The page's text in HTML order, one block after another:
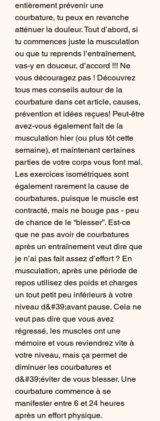
entièrement prévenir une
courbature, tu peux en revanche
atténuer la douleur. Tout d’abord, si
tu commences juste la musculation
ou que tu reprends l’entraînement,
vas-y en douceur, d’accord !!! Ne
vous découragez pas ! Découvrez
tous mes conseils autour de la
courbature dans cet article, causes,
prévention et idées reçues! Peut-être
avez-vous également fait de la
musculation hier (ou plus tôt cette
semaine), et maintenant certaines
parties de votre corps vous font mal.
Les exercices isométriques sont
également rarement la cause de
courbatures, puisque le muscle est
contracté, mais ne bouge pas - peu
de chance de le “blesser”. Est-ce
que ne pas avoir de courbatures
après un entraînement veut dire que
je n’ai pas fait assez d’effort ? En
musculation, après une période de
repos utilisez des poids et charges
un tout petit peu inférieurs à votre
niveau d&#39;avant pause. Cela ne
veut pas dire que vous avez
régressé, les muscles ont une
mémoire et vous reviendrez vite à
votre niveau, mais ça permet de
diminuer les courbatures et
d&#39;éviter de vous blesser. Une
courbature commence à se
manifester entre 6 et 24 heures
après un effort physique.